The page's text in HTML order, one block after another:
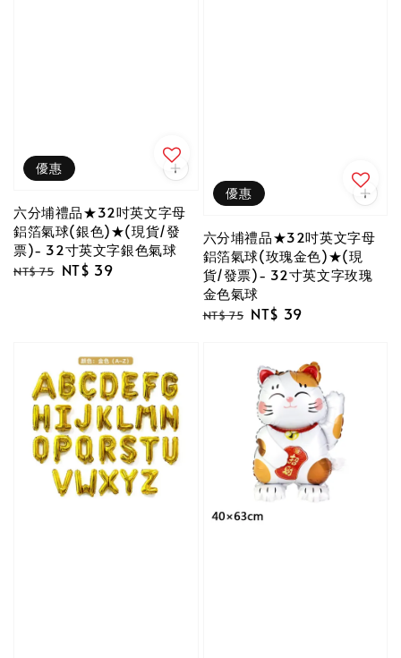
優惠
六分埔禮品★32吋英文字母
鋁箔氣球(銀色)★(現貨/發
票)- 32寸英文字銀色氣球
Regular
NT$ 75 Sale
NT$ 39
優惠
六分埔禮品★32吋英文字母
鋁箔氣球(玫瑰金色)★(現
貨/發票)- 32寸英文字玫瑰
金色氣球
Regular
NT$ 75 Sale
NT$ 39